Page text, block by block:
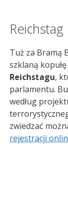
Reichstag
Tuż za Bramą
szklaną
Reichstagu,
parlamentu.
według
zwiedzać
rejestracji